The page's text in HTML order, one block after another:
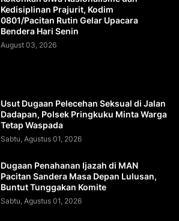
Kedisiplinan Prajurit, Kodim
0801/Pacitan Rutin Gelar Upacara
Bendera Hari Senin
August 03, 2026
Usut Dugaan Pelecehan Seksual di Jalan
Dadapan, Polsek Pringkuku Minta Warga
Tetap Waspada
Sabtu, Agustus 01, 2026
Dugaan Penahanan Ijazah di MAN
Pacitan Sandera Masa Depan Lulusan,
Buntut Tunggakan Komite
Sabtu, Agustus 01, 2026